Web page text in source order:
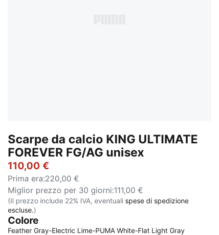
Scarpe da calcio KING ULTIMATE
FOREVER FG/AG unisex
110,00 €
Prima era:220,00 €
Miglior prezzo per 30 giorni:111,00 €
(Il prezzo include 22% IVA, eventuali spese di spedizione
escluse.)
Colore
Feather Gray-Electric Lime-PUMA White-Flat Light Gray: